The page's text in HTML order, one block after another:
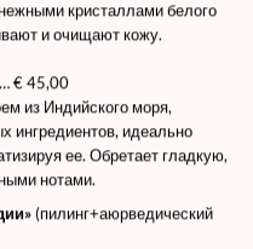
кристаллами белого
и очищают кожу.
€ 45,00
из Индийского моря,
ингредиентов, идеально
ее. Обретает гладкую,
нотами.
(пилинг+аюрведический